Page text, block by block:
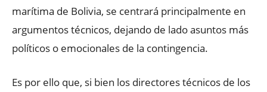
marítima de Bolivia, se centrará principalmente en
argumentos técnicos, dejando de lado asuntos más
políticos o emocionales de la contingencia.
Es por ello que, si bien los directores técnicos de los